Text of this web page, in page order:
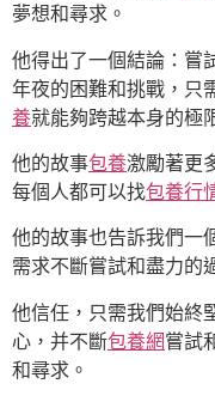
夢想和尋求。
他得出了一個結論：嘗
年夜的困難和挑戰，只
養就能夠跨越本身的極
他的故事包養激勵著更
每個人都可以找包養行
他的故事也告訴我們一
需求不斷嘗試和盡力的
他信任，只需我們始終
心，并不斷包養網嘗試
和尋求。